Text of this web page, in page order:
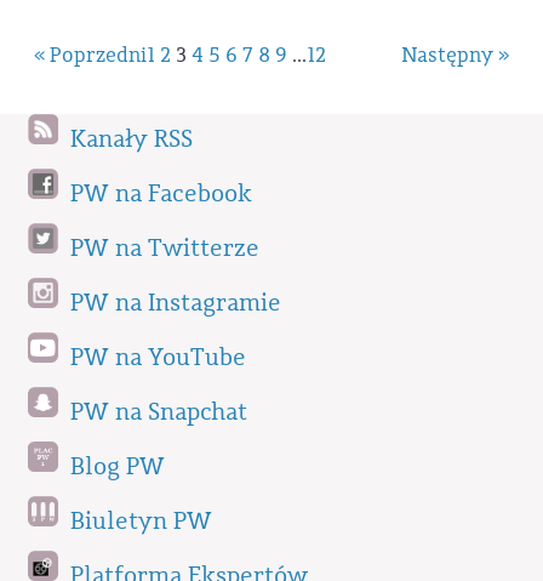
« Poprzedni Następny »
1 2 3 4 5 6 7 8 9 ...12
Kanały RSS
PW na Facebook
PW na Twitterze
PW na Instagramie
PW na YouTube
PW na Snapchat
Blog PW
Biuletyn PW